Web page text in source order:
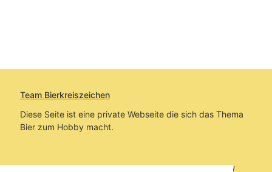
Team Bierkreiszeichen
Diese Seite ist eine private Webseite die sich das Thema
Bier zum Hobby macht.
Sie befinden sich auf https://www.bierkreiszeichen.at/